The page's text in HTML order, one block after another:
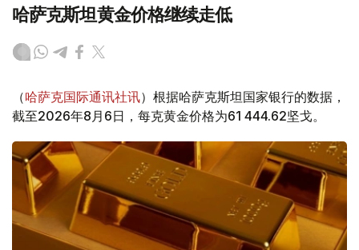
哈萨克斯坦黄金价格继续走低
（哈萨克国际通讯社讯）根据哈萨克斯坦国家银行的数据，
截至2026年8月6日，每克黄金价格为61 444.62坚戈。